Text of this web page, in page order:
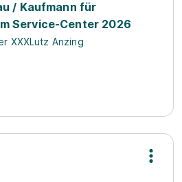
/ Kaufmann für
Service-Center 2026
XXXLutz Anzing